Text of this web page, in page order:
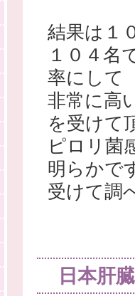
結果は１
１０４名
率にして
非常に高
を受けて
ピロリ菌
明らかで
受けて調
日本肝